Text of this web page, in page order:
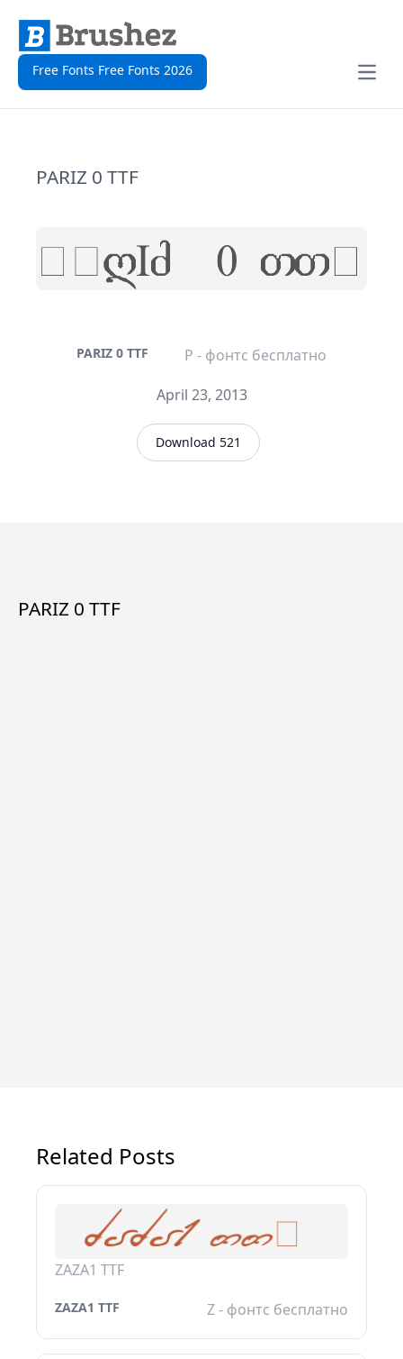
Free Fonts Free Fonts 2026
Open
PARIZ 0 TTF
PARIZ 0 TTF
P - фонтс бесплатно
April 23, 2013
Download 521
PARIZ 0 TTF
Related Posts
ZAZA1 TTF
ZAZA1 TTF Z - фонтс бесплатно